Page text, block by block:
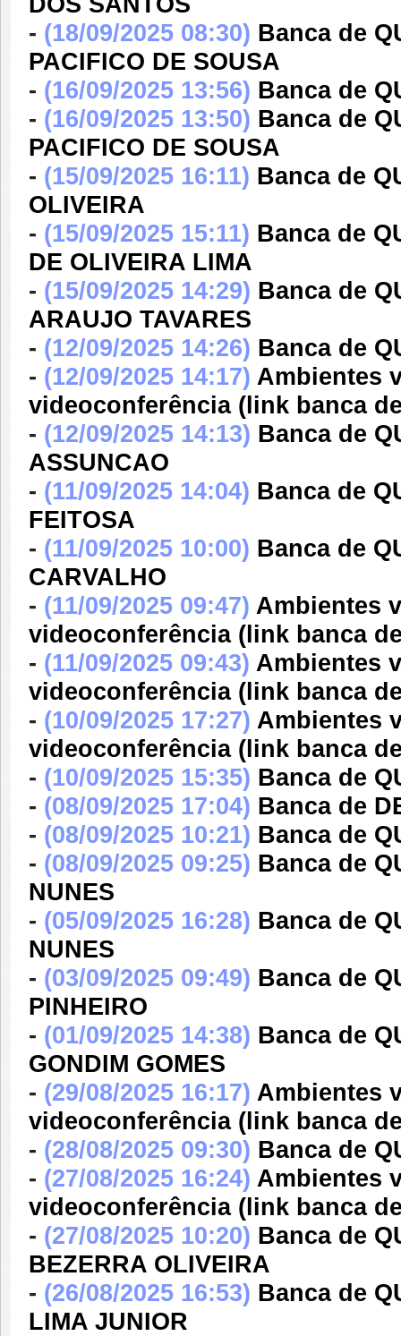
- (18/09/2025 08:30) Banca de
PACIFICO DE SOUSA
- (16/09/2025 13:56) Banca de
- (16/09/2025 13:50) Banca de
PACIFICO DE SOUSA
- (15/09/2025 16:11) Banca de
OLIVEIRA
- (15/09/2025 15:11) Banca de
DE OLIVEIRA LIMA
- (15/09/2025 14:29) Banca de
ARAUJO TAVARES
- (12/09/2025 14:26) Banca de
- (12/09/2025 14:17) Ambientes
videoconferência (link banca
- (12/09/2025 14:13) Banca de
ASSUNCAO
- (11/09/2025 14:04) Banca de
FEITOSA
- (11/09/2025 10:00) Banca de
CARVALHO
- (11/09/2025 09:47) Ambientes
videoconferência (link banca
- (11/09/2025 09:43) Ambientes
videoconferência (link banca
- (10/09/2025 17:27) Ambientes
videoconferência (link banca
- (10/09/2025 15:35) Banca de
- (08/09/2025 17:04) Banca de
- (08/09/2025 10:21) Banca de
- (08/09/2025 09:25) Banca de
NUNES
- (05/09/2025 16:28) Banca de
NUNES
- (03/09/2025 09:49) Banca de
PINHEIRO
- (01/09/2025 14:38) Banca de
GONDIM GOMES
- (29/08/2025 16:17) Ambientes
videoconferência (link banca
- (28/08/2025 09:30) Banca de
- (27/08/2025 16:24) Ambientes
videoconferência (link banca
- (27/08/2025 10:20) Banca de
BEZERRA OLIVEIRA
- (26/08/2025 16:53) Banca de
LIMA JUNIOR